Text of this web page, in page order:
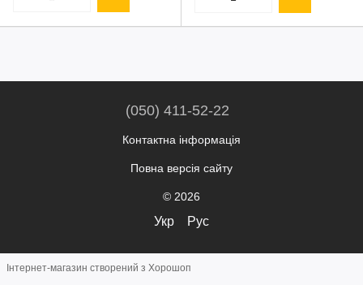
(050) 411-52-22
Контактна інформація
Повна версія сайту
© 2026
Укр Рус
Інтернет-магазин створений з Хорошоп